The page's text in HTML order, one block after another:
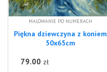
MALOWANIE PO NUMERACH
Piękna dziewczyna z koniem
50x65cm
79.00 zł